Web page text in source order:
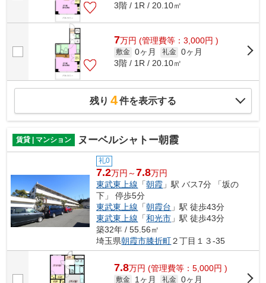
3階 / 1R / 20.10㎡
7万円 (管理費等：3,000円 )
敷金 0ヶ月 礼金 0ヶ月
3階 / 1R / 20.10㎡
残り 4件を表示する
賃貸 | マンション ヌーベルシャトー朝霞
礼0
7.2万円～7.8万円
東武東上線 「朝霞 」駅 バス7分 「坂の
下」 停歩5分
東武東上線 「朝霞台 」駅 徒歩43分
東武東上線 「和光市 」駅 徒歩43分
築32年 / 55.56㎡
埼玉県朝霞市膝折町２丁目１３-35
7.8万円 (管理費等：5,000円 )
敷金 1ヶ月 礼金 0ヶ月